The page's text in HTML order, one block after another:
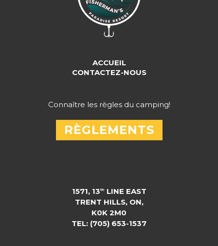
ACCUEIL
CONTACTEZ-NOUS
Connaître les règles du camping!
RÈGLEMENTS
1571, 13th
LINE EAST
TRENT HILLS, ON,
K0K 2M0
TEL: (705) 653-1537